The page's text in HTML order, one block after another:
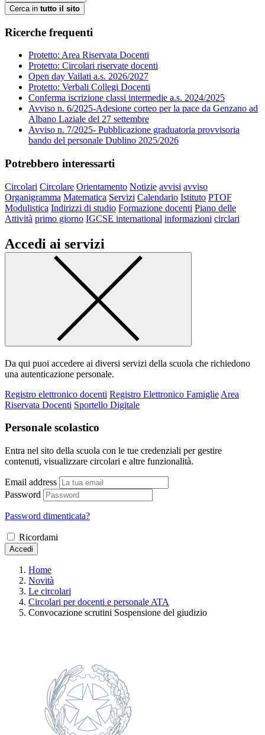
Cerca in tutto il sito
Ricerche frequenti
Protetto: Area Riservata Docenti
Protetto: Circolari riservate docenti
Open day Vailati a.s. 2026/2027
Protetto: Verbali Collegi Docenti
Conferma iscrizione classi intermedie a.s. 2024/2025
Avviso n. 6/2025-Adesione corteo per la pace da Genzano ad
Albano Laziale del 27 settembre
Avviso n. 7/2025- Pubblicazione graduatoria provvisoria
bando del personale Dublino 2025/2026
Potrebbero interessarti
Circolari Circolare Orientamento Notizie avvisi avviso
Organigramma Matematica Servizi Calendario Istituto PTOF
Modulistica Indirizzi di studio Formazione docenti Piano delle
Attività primo giorno IGCSE international informazioni circlari
Accedi ai servizi
Da qui puoi accedere ai diversi servizi della scuola che richiedono
una autenticazione personale.
Registro elettronico docenti Registro Elettronico Famiglie Area
Riservata Docenti Sportello Digitale
Personale scolastico
Entra nel sito della scuola con le tue credenziali per gestire
contenuti, visualizzare circolari e altre funzionalità.
Email address
Password
Password dimenticata?
Ricordami
Accedi
Home
Novità
Le circolari
Circolari per docenti e personale ATA
Convocazione scrutini Sospensione del giudizio